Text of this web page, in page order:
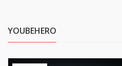
YOUBEHERO